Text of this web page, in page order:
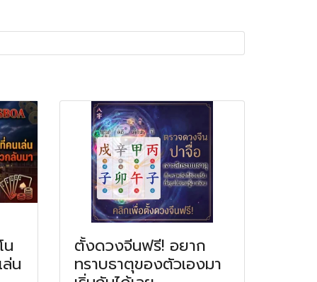
น
ตั้งดวงจีนฟรี! อยาก
ทราบธาตุของตัวเองมา